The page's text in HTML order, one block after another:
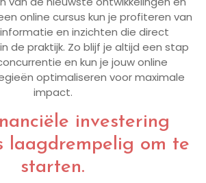
online cursus kun je profiteren van
en inzichten die direct
de praktijk. Zo blijf je altijd een stap
en kun je jouw online
optimaliseren voor maximale
impact.
investering
laagdrempelig om te
starten.